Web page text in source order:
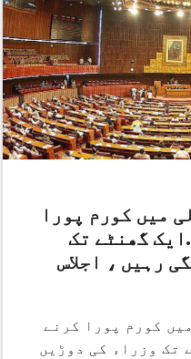
میں کورم پورا
گھنٹے تک
رہیں ، اجلاس
کورم پورا کرنے
تک وزراء کی دوڑیں